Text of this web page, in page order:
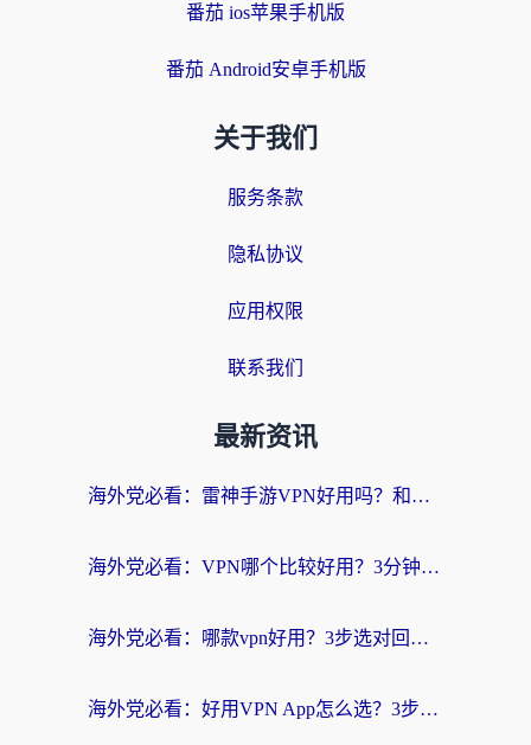
番茄 ios苹果手机版
番茄 Android安卓手机版
关于我们
服务条款
隐私协议
应用权限
联系我们
最新资讯
海外党必看：雷神手游VPN好用吗？和天速回国VPN对比哪个回国效果更好？附实用加速器选择指南
海外党必看：VPN哪个比较好用？3分钟找到适合你的回国加速方案
海外党必看：哪款vpn好用？3步选对回国加速器，无缝刷剧玩游戏
海外党必看：好用VPN App怎么选？3步教你无缝访问国内资源